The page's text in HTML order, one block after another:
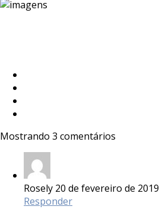
Mostrando 3 comentários
Rosely 20 de fevereiro de 2019
Responder